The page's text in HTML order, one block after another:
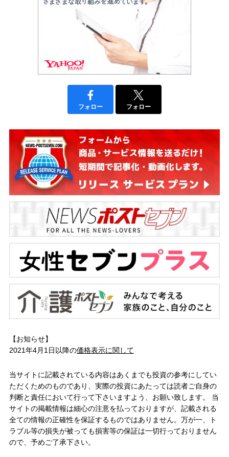
フォロー フォロー
【お知らせ】
2021年4月1日以降の価格表示に関して
当サイトに記載されている内容はあくまでも投資の参考にしてい
ただくためのものであり、実際の投資にあたっては読者ご自身の
判断と責任において行って下さいますよう、お願い致します。 当
サイトの掲載情報は細心の注意を払っておりますが、記載される
全ての情報の正確性を保証するものではありません。万が一、ト
ラブル等の損失が被っても損害等の保証は一切行っておりません
ので、予めご了承下さい。